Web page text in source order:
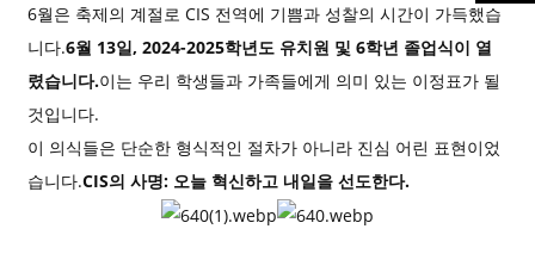
6월은 축제의 계절로 CIS 전역에 기쁨과 성찰의 시간이 가득했습
니다.6월 13일, 2024-2025학년도 유치원 및 6학년 졸업식이 열
렸습니다.이는 우리 학생들과 가족들에게 의미 있는 이정표가 될
것입니다.
이 의식들은 단순한 형식적인 절차가 아니라 진심 어린 표현이었
습니다.CIS의 사명: 오늘 혁신하고 내일을 선도한다.